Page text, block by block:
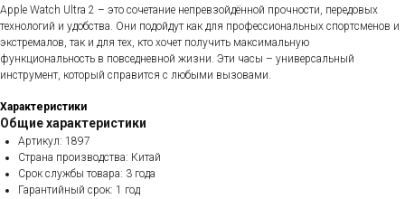
Apple Watch Ultra 2 – это сочетание непревзойдённой прочности, передовых
технологий и удобства. Они подойдут как для профессиональных спортсменов и
экстремалов, так и для тех, кто хочет получить максимальную
функциональность в повседневной жизни. Эти часы – универсальный
инструмент, который справится с любыми вызовами.
Характеристики
Общие характеристики
Артикул: 1897
Страна производства: Китай
Срок службы товара: 3 года
Гарантийный срок: 1 год